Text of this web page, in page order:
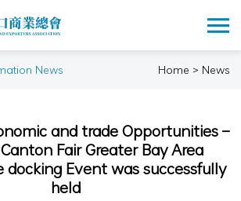
News Home > News
and trade Opportunities –
Fair Greater Bay Area
docking Event was successfully
held